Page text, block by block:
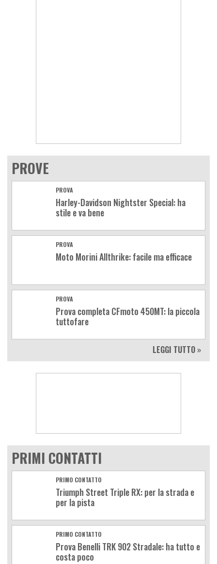
PROVE
PROVA
Harley-Davidson Nightster Special: ha
stile e va bene
PROVA
Moto Morini Allthrike: facile ma efficace
PROVA
Prova completa CFmoto 450MT: la piccola
tuttofare
LEGGI TUTTO »
PRIMI CONTATTI
PRIMO CONTATTO
Triumph Street Triple RX: per la strada e
per la pista
PRIMO CONTATTO
Prova Benelli TRK 902 Stradale: ha tutto e
costa poco